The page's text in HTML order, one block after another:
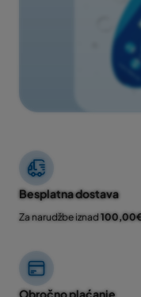
Besplatna dostava
Za narudžbe iznad
Obročno plaćanje